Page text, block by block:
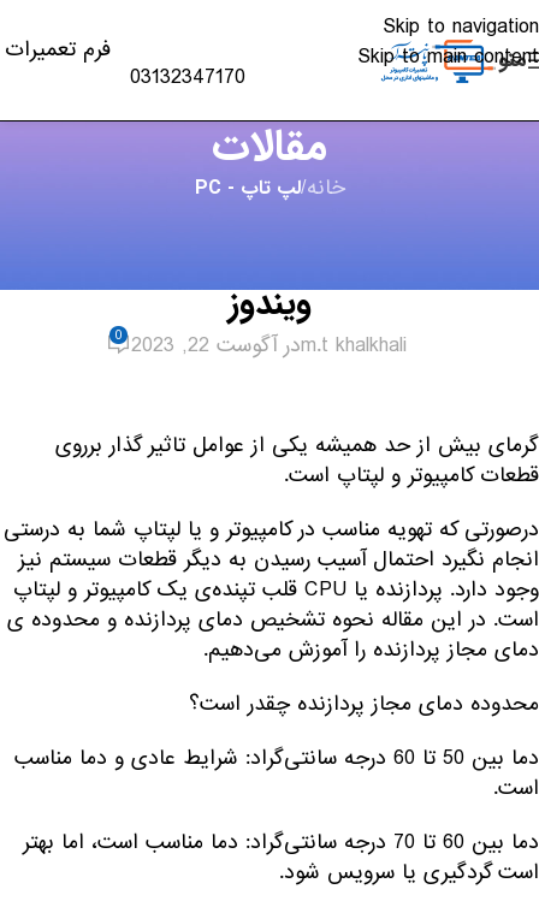
Skip to navigation
Skip to main content
منو
03132347170
فرم تعمیرات
مقالات
خانه/لپ تاپ - PC
ویندوز
m.t khalkhaliدر آگوست 22, 2023 0
گرمای بیش از حد همیشه یکی از عوامل تاثیر گذار برروی
قطعات کامپیوتر و لپتاپ است.
درصورتی که تهویه مناسب در کامپیوتر و یا لپتاپ شما به درستی
انجام نگیرد احتمال آسیب رسیدن به دیگر قطعات سیستم نیز
وجود دارد. پردازنده یا CPU قلب تپنده‌ی یک کامپیوتر و لپتاپ
است. در این مقاله نحوه تشخیص دمای پردازنده و محدوده ی
دمای مجاز پردازنده را آموزش می‌دهیم.
محدوده دمای مجاز پردازنده چقدر است؟
دما بین 50 تا 60 درجه سانتی‌گراد: شرایط عادی و دما مناسب
است.
دما بین 60 تا 70 درجه سانتی‌گراد: دما مناسب است، اما بهتر
است گردگیری یا سرویس شود.